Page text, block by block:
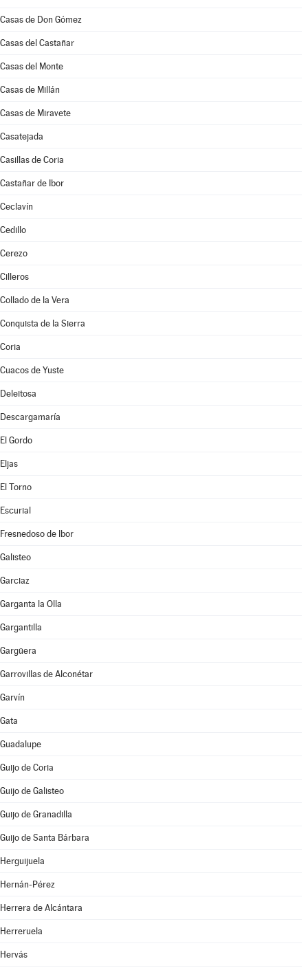
Casas de Don Gómez
Casas del Castañar
Casas del Monte
Casas de Millán
Casas de Miravete
Casatejada
Casillas de Coria
Castañar de Ibor
Ceclavín
Cedillo
Cerezo
Cilleros
Collado de la Vera
Conquista de la Sierra
Coria
Cuacos de Yuste
Deleitosa
Descargamaría
El Gordo
Eljas
El Torno
Escurial
Fresnedoso de Ibor
Galisteo
Garciaz
Garganta la Olla
Gargantilla
Gargüera
Garrovillas de Alconétar
Garvín
Gata
Guadalupe
Guijo de Coria
Guijo de Galisteo
Guijo de Granadilla
Guijo de Santa Bárbara
Herguijuela
Hernán-Pérez
Herrera de Alcántara
Herreruela
Hervás